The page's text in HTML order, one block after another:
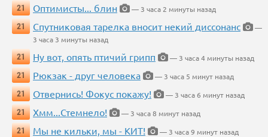
21
Оптимисты... блин
— 3 часа 2 минуты назад
21
Спутниковая тарелка вносит некий диссонанс
—
3 часа 3 минуты назад
21
Ну вот, опять птичий грипп
— 3 часа 4 минуты назад
21
Рюкзак - друг человека
— 3 часа 5 минут назад
21
Отвернись! Фокус покажу!
— 3 часа 6 минут назад
21
Хмм...Стемнело!
— 3 часа 8 минут назад
21
Мы не кильки, мы - КИТ!
— 3 часа 9 минут назад